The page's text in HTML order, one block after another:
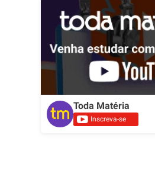
Toda Matéria
Inscreva-se